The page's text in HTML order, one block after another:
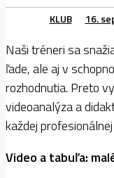
KLUB 16.
Naši tréneri sa
ľade, ale aj v
rozhodnutia. Preto
videoanalýza a
každej
Video a tabuľa: